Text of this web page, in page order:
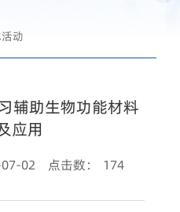
动
辅助生物功能材料
应用
02 点击数： 174